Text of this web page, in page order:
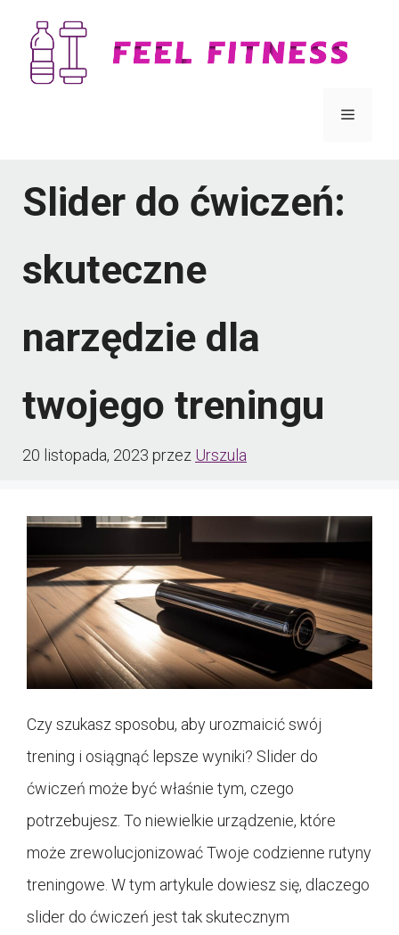
treści
Menu
Slider do ćwiczeń:
skuteczne
narzędzie dla
twojego treningu
20 listopada, 2023 przez Urszula
Czy szukasz sposobu, aby urozmaicić swój
trening i osiągnąć lepsze wyniki? Slider do
ćwiczeń może być właśnie tym, czego
potrzebujesz. To niewielkie urządzenie, które
może zrewolucjonizować Twoje codzienne rutyny
treningowe. W tym artykule dowiesz się, dlaczego
slider do ćwiczeń jest tak skutecznym